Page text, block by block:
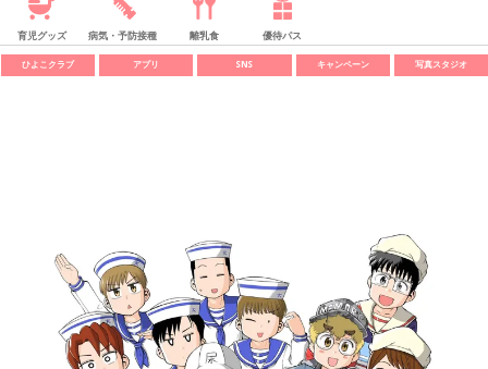
育児グッズ 病気・予防接種 離乳食 優待パス
ひよこクラブ アプリ SNS キャンペーン 写真スタジオ